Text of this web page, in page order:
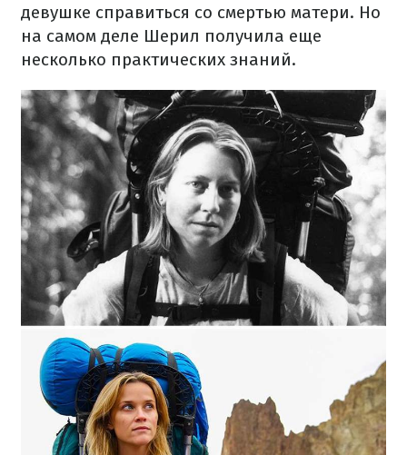
девушке справиться со смертью матери. Но
на самом деле Шерил получила еще
несколько практических знаний.